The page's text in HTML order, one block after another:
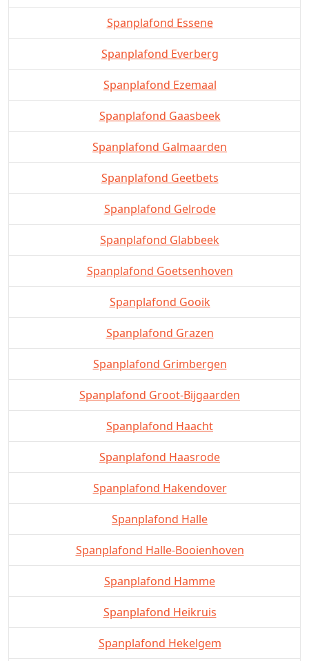
Spanplafond Essene
Spanplafond Everberg
Spanplafond Ezemaal
Spanplafond Gaasbeek
Spanplafond Galmaarden
Spanplafond Geetbets
Spanplafond Gelrode
Spanplafond Glabbeek
Spanplafond Goetsenhoven
Spanplafond Gooik
Spanplafond Grazen
Spanplafond Grimbergen
Spanplafond Groot-Bijgaarden
Spanplafond Haacht
Spanplafond Haasrode
Spanplafond Hakendover
Spanplafond Halle
Spanplafond Halle-Booienhoven
Spanplafond Hamme
Spanplafond Heikruis
Spanplafond Hekelgem